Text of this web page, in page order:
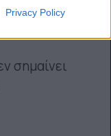
Privacy PolicyΣου
σημαίνει